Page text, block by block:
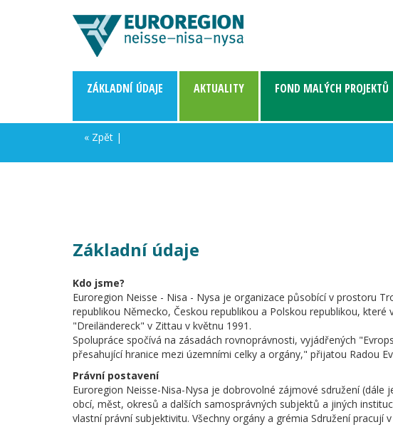
ZÁKLADNÍ­ ÚDAJE AKTUALITY FOND MALÝCH PROJEKTŮ
« Zpět |
Základní údaje
Kdo jsme?
Euroregion Neisse - Nisa - Nysa je organizace působící v prostoru
republikou Německo, Českou republikou a Polskou republikou, které
"Dreiländereck" v Zittau v květnu 1991.
Spolupráce spočívá na zásadách rovnoprávnosti, vyjádřených
přesahující hranice mezi územními celky a orgány," přijatou Radou
Právní postavení
Euroregion Neisse-Nisa-Nysa je dobrovolné zájmové sdružení (dále
obcí, měst, okresů a dalších samosprávných subjektů a jiných
vlastní právní subjektivitu. Všechny orgány a grémia Sdružení pracují